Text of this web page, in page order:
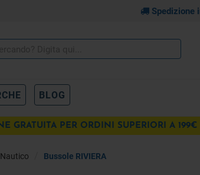
Spedizione
BLOG
GRATUITA PER ORDINI SUPERIORI A 199€
Bussole RIVIERA